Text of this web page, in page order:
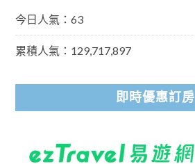
今日人氣：63
累積人氣：129,717,897
即時優惠訂房